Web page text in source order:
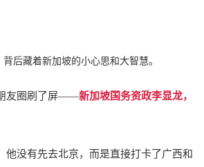
后藏着新加坡的小心思和大智慧。
友圈刷了屏——新加坡国务资政李显龙，
他没有先去北京，而是直接打卡了广西和